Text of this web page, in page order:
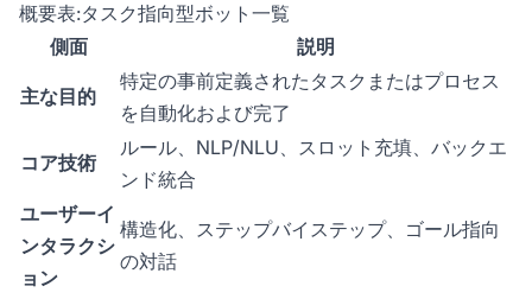
概要表:タスク指向型ボット一覧
側面
説明
主な目的
特定の事前定義されたタスクまたはプロセス
を自動化および完了
コア技術
ルール、NLP/NLU、スロット充填、バックエ
ンド統合
ユーザーイ
ンタラクシ
ョン
構造化、ステップバイステップ、ゴール指向
の対話